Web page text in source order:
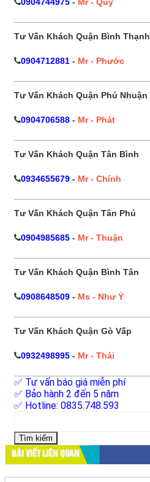
Tư Vấn Khách Quận Bình Thạnh
0904712881 - Mr - Phước
Tư Vấn Khách Quận Phú Nhuận
0904706588 - Mr - Phát
Tư Vấn Khách Quận Tân Bình
0934655679 - Mr - Chính
Tư Vấn Khách Quận Tân Phú
0904985685 - Mr - Thuận
Tư Vấn Khách Quận Bình Tân
0908648509 - Ms - Như Ý
Tư Vấn Khách Quận Gò Vấp
0932498995 - Mr - Thái
✅ Tư vấn báo giá miễn phí
✅ Bảo hành 2 đến 5 năm
✅ Hotline: 0835.748.593
cho:
BÀI VIẾT LIÊN QUAN